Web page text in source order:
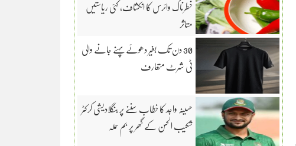
خطرناک وائرس کا انکشاف، کئی ریاستیں
متاثر
30 دن تک بغیر دھوئے پہنے جانے والی
ٹی شرٹ متعارف
حسینہ واجد کا خطاب سننے پر بنگلادیشی کرکٹر
شکیب الحسن کے گھر پر بم حملہ